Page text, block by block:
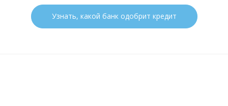
Регистрация в РФ:
Постоянная
Узнать, какой банк одобрит кредит